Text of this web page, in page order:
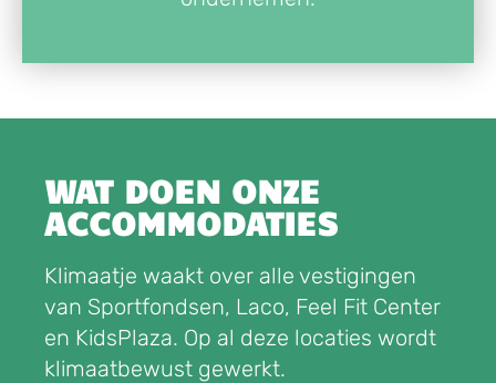
WAT DOEN ONZE
ACCOMMODATIES
Klimaatje waakt over alle vestigingen
van Sportfondsen, Laco, Feel Fit Center
en KidsPlaza. Op al deze locaties wordt
klimaatbewust gewerkt.